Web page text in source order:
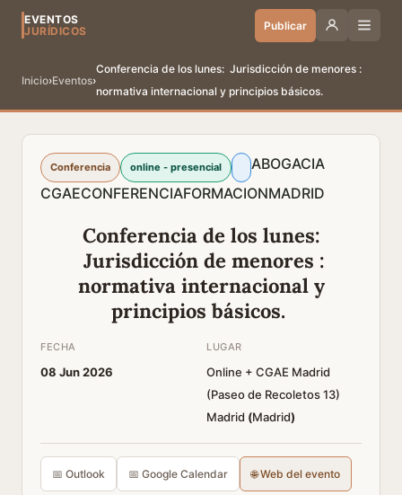
EVENTOS
JURÍDICOS
Publicar
Inicio›Eventos›
Conferencia de los lunes: Jurisdicción de menores :
normativa internacional y principios básicos.
Conferencia online - presencial
ABOGACIA
CGAECONFERENCIAFORMACIONMADRID
Conferencia de los lunes:
Jurisdicción de menores :
normativa internacional y
principios básicos.
FECHA
08 Jun 2026
LUGAR
Online + CGAE Madrid
(Paseo de Recoletos 13)
Madrid (Madrid)
📅 Outlook 📅 Google Calendar 🌐 Web del evento